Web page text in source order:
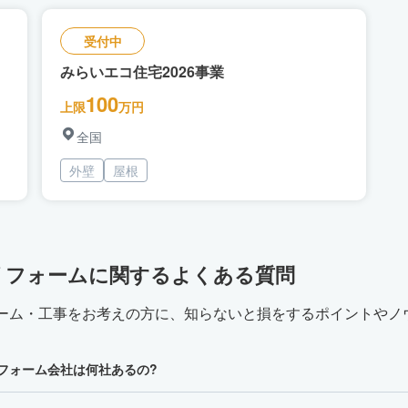
受付中
みらいエコ住宅2026事業
上限100万円
全国
外壁
屋根
ォームに関するよくある質問
・工事をお考えの方に、知らないと損をするポイントやノ
ォーム会社は何社あるの?